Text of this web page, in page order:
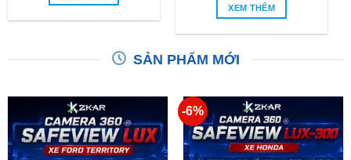
XEM THÊM
SẢN PHẨM MỚI
-6%